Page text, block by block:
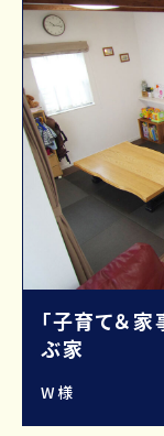
「子育て＆
ぶ家
W様